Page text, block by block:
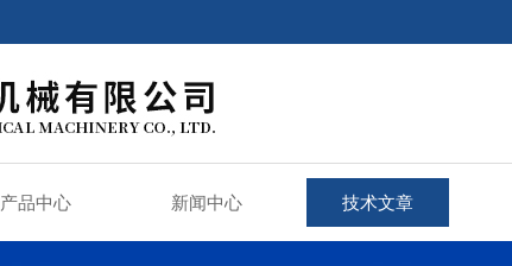
产品中心 新闻中心 技术文章